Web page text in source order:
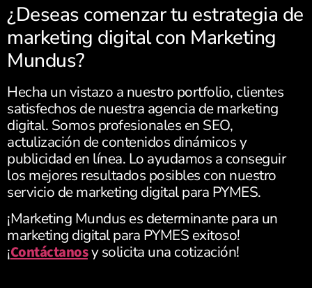
¿Deseas comenzar tu estrategia de
marketing digital con Marketing
Mundus?
Hecha un vistazo a nuestro portfolio, clientes
satisfechos de nuestra agencia de marketing
digital. Somos profesionales en SEO,
actulización de contenidos dinámicos y
publicidad en línea. Lo ayudamos a conseguir
los mejores resultados posibles con nuestro
servicio de marketing digital para PYMES.
¡Marketing Mundus es determinante para un
marketing digital para PYMES exitoso!
¡Contáctanosy solicita una cotización!